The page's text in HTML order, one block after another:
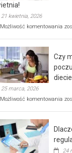
21 kwietnia, 2026
Możliwość komentowania
w
już
Czy
25 marca, 2026
Możliwość komentowania
że
24